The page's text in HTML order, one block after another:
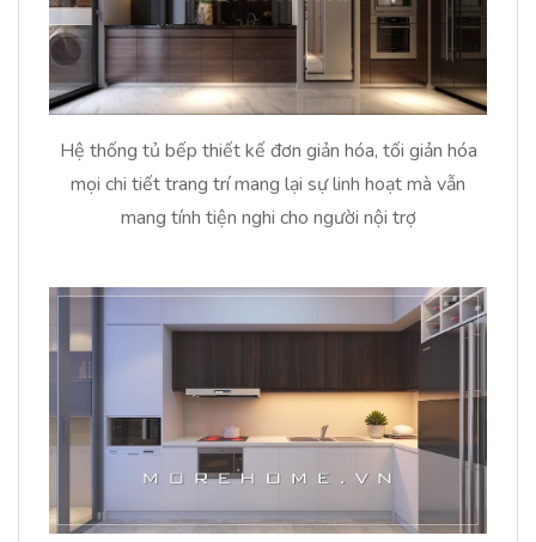
Hệ thống tủ bếp thiết kế đơn giản hóa, tối giản hóa
mọi chi tiết trang trí mang lại sự linh hoạt mà vẫn
mang tính tiện nghi cho người nội trợ